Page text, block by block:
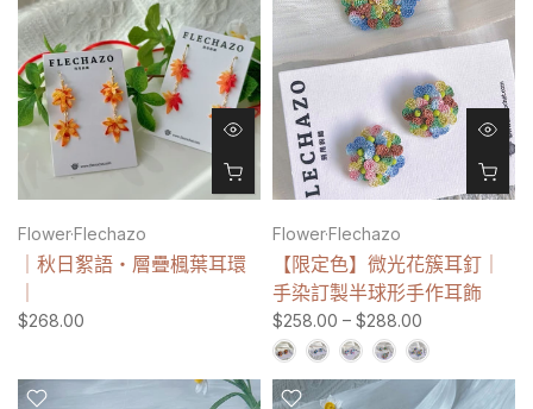
Flower·Flechazo
｜秋日絮語・層疊楓葉耳環
$268.00
Flower·Flechazo
【限定色】微光花簇耳釘｜
手染訂製半球形手作耳飾
$258.00 – $288.00